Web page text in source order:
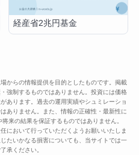
経産省2兆円基金
からの情報提供を目的としたものです。掲載
強制するものではありません。投資には価格
あります。過去の運用実績やシュミレーショ
ありません。また、情報の正確性・最新性に
来の結果を保証するものではありません。
において行っていただくようお願いいたしま
たいかなる損害についても、当サイトでは一
承ください。